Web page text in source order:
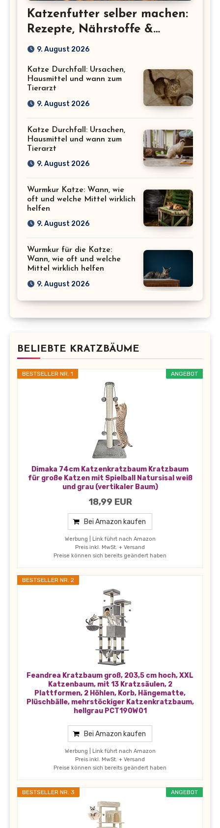
Katzenfutter selber machen:
Rezepte, Nährstoffe &
Sicherheit
9. August 2026
Katze Durchfall: Ursachen,
Hausmittel und wann zum
Tierarzt
9. August 2026
Katze Durchfall: Ursachen,
Hausmittel und wann zum
Tierarzt
9. August 2026
Wurmkur Katze: Wann, wie
oft und welche Mittel wirklich
helfen
9. August 2026
Wurmkur für die Katze:
Wann, wie oft und welche
Mittel wirklich helfen
9. August 2026
BELIEBTE KRATZBÄUME
ANGEBOT
BESTSELLER NR. 1
Dimaka 74cm Katzenkratzbaum Kratzbaum
für große Katzen mit Spielball Natursisal weiß
und grau (vertikaler Baum)
18,99 EUR
Bei Amazon kaufen
Werbung | Link führt nach Amazon
Preis inkl. MwSt. + Versand
Preise können sich bereits geändert haben
BESTSELLER NR. 2
Feandrea Kratzbaum groß, 203,5 cm hoch, XXL
Katzenbaum, mit 13 Kratzsäulen, 2
Plattformen, 2 Höhlen, Korb, Hängematte,
Plüschbälle, mehrstöckiger Katzenkratzbaum,
hellgrau PCT190W01
Bei Amazon kaufen
Werbung | Link führt nach Amazon
Preis inkl. MwSt. + Versand
Preise können sich bereits geändert haben
ANGEBOT
BESTSELLER NR. 3